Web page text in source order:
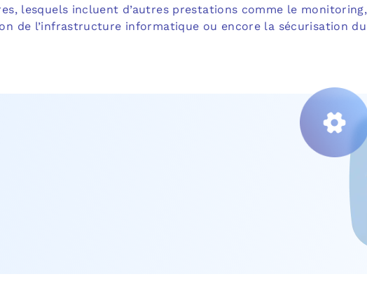
lesquels incluent d’autres prestations comme le monitoring,
de l’infrastructure informatique ou encore la sécurisation du